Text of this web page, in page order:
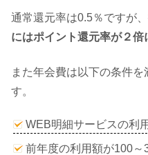
通常還元率は0.5％ですが、
にはポイント還元率が２倍
また年会費は以下の条件
す。
WEB明細サービスの利
前年度の利用額が100